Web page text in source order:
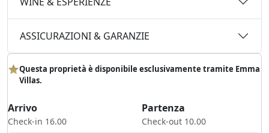
ASSICURAZIONI & GARANZIE
Questa proprietà è disponibile esclusivamente tramite Emma
Villas.
Arrivo
Check-in 16.00
Partenza
Check-out 10.00